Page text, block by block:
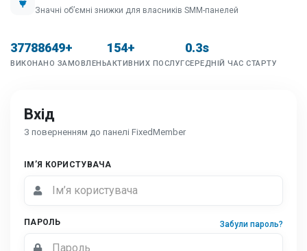
Значні об’ємні знижки для власників SMM-панелей
37788649+
ВИКОНАНО ЗАМОВЛЕНЬ
154+
АКТИВНИХ ПОСЛУГ
0.3s
СЕРЕДНІЙ ЧАС СТАРТУ
Вхід
З поверненням до панелі FixedMember
ІМ’Я КОРИСТУВАЧА
ПАРОЛЬ Забули пароль?